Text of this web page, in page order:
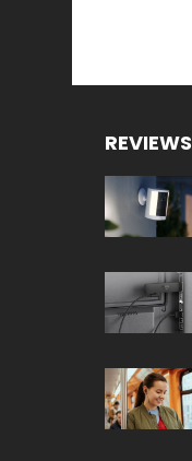
REVIEWS